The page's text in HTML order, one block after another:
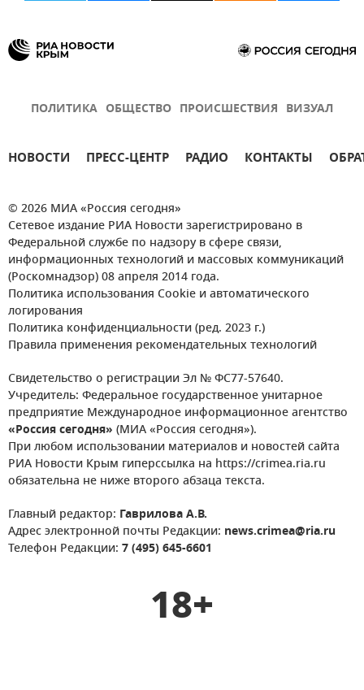
ПОЛИТИКА ОБЩЕСТВО ПРОИСШЕСТВИЯ ВИЗУАЛ
НОВОСТИ ПРЕСС-ЦЕНТР РАДИО КОНТАКТЫ
© 2026 МИА «Россия сегодня»
Сетевое издание РИА Новости зарегистрировано в
Федеральной службе по надзору в сфере связи,
информационных технологий и массовых коммуникаций
(Роскомнадзор) 08 апреля 2014 года.
Политика использования Cookie и автоматического
логирования
Политика конфиденциальности (ред. 2023 г.)
Правила применения рекомендательных технологий
Свидетельство о регистрации Эл № ФС77-57640.
Учредитель: Федеральное государственное унитарное
предприятие Международное информационное агентство
«Россия сегодня» (МИА «Россия сегодня»).
При любом использовании материалов и новостей сайта
РИА Новости Крым гиперссылка на https://crimea.ria.ru
обязательна не ниже второго абзаца текста.
Главный редактор: Гаврилова А.В.
Адрес электронной почты Редакции: news.crimea@ria.ru
Телефон Редакции: 7 (495) 645-6601
18+